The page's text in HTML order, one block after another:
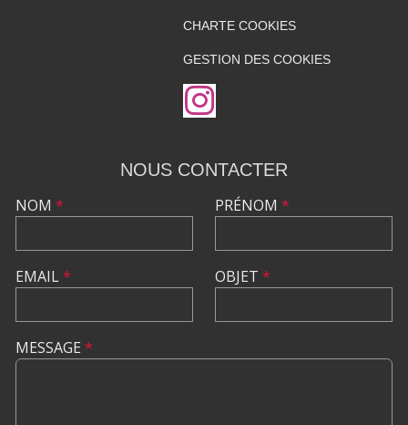
CHARTE COOKIES
GESTION DES COOKIES
NOUS CONTACTER
NOM *
EMAIL*
PRÉNOM *
OBJET *
MESSAGE *